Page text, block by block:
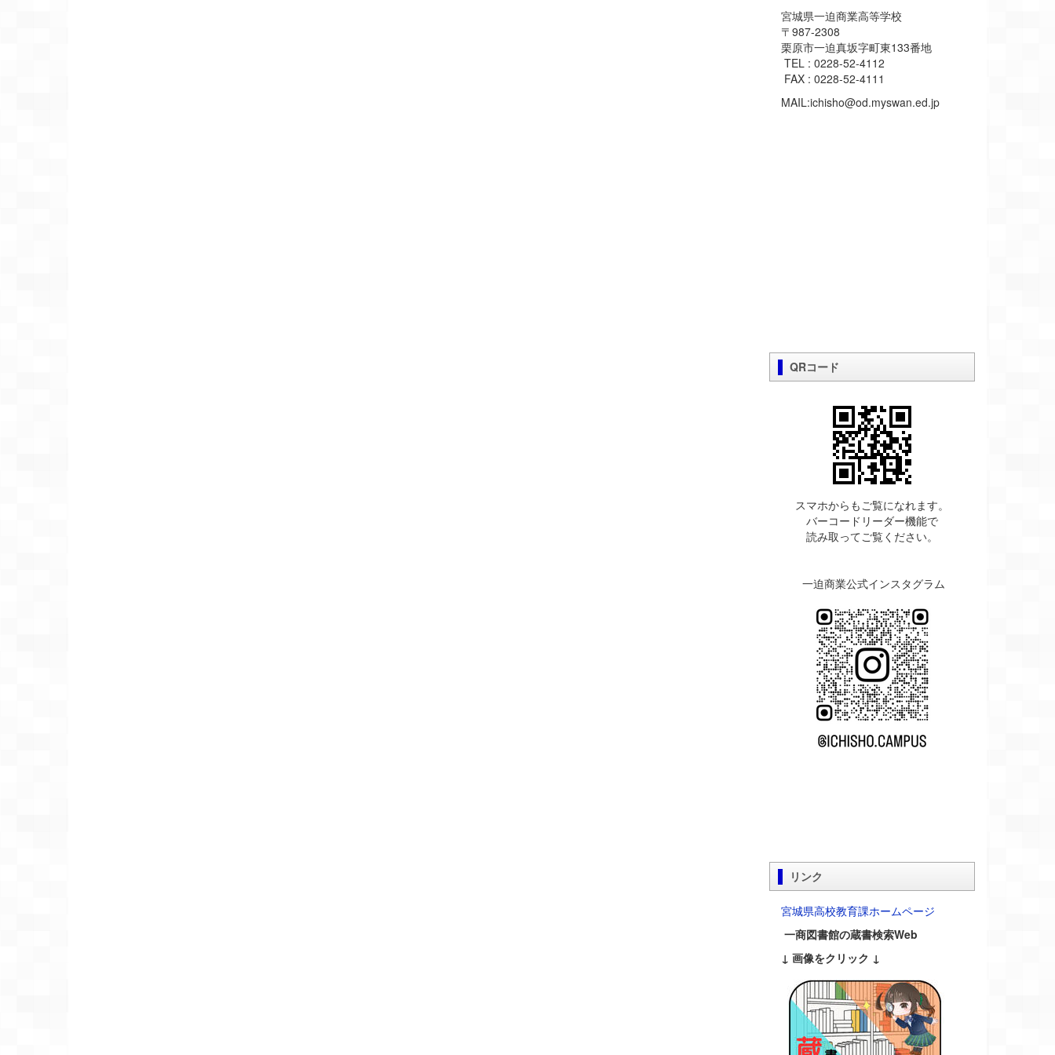
宮城県一迫商業高等学校
〒987-2308
栗原市一迫真坂字町東133番地
TEL : 0228-52-4112
FAX : 0228-52-4111
MAIL:ichisho@od.myswan.ed.jp
QRコード
スマホからもご覧になれます。
バーコードリーダー機能で
読み取ってご覧ください。
一迫商業公式インスタグラム
リンク
宮城県高校教育課ホームページ
一商図書館の蔵書検索Web
↓ 画像をクリック ↓